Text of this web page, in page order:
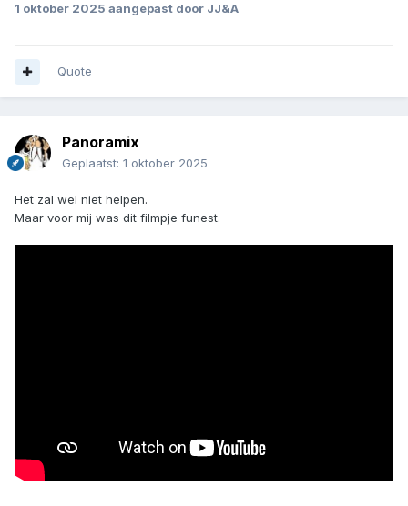
1 oktober 2025 aangepast door JJ&A
Quote
Panoramix
Geplaatst: 1 oktober 2025
Het zal wel niet helpen.
Maar voor mij was dit filmpje funest.